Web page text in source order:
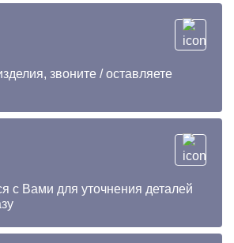
звоните / оставляете
с Вами для уточнения деталей